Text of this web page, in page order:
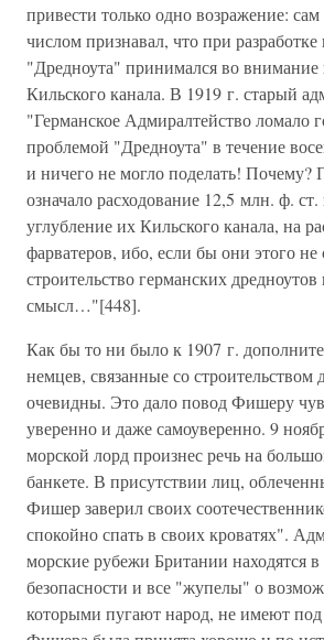
привести только одно возражение:
числом признавал, что при разработке
"Дредноута" принимался во внимание
Кильского канала. В 1919 г. старый
"Германское Адмиралтейство ломало
проблемой "Дредноута" в течение
и ничего не могло поделать! Почему?
означало расходование 12,5 млн. ф.
углубление их Кильского канала, на
фарватеров, ибо, если бы они этого не
строительство германских
смысл…"[448].
Как бы то ни было к 1907 г.
немцев, связанные со строительством
очевидны. Это дало повод Фишеру
уверенно и даже самоуверенно. 9
морской лорд произнес речь на
банкете. В присутствии лиц,
Фишер заверил своих
спокойно спать в своих кроватях".
морские рубежи Британии находятся
безопасности и все "жупелы" о
которыми пугают народ, не имеют